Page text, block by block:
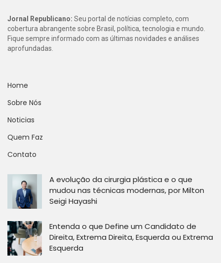
Jornal Republicano: Seu portal de notícias completo, com
cobertura abrangente sobre Brasil, política, tecnologia e mundo.
Fique sempre informado com as últimas novidades e análises
aprofundadas.
Home
Sobre Nós
Noticias
Quem Faz
Contato
A evolução da cirurgia plástica e o que
mudou nas técnicas modernas, por Milton
Seigi Hayashi
Entenda o que Define um Candidato de
Direita, Extrema Direita, Esquerda ou Extrema
Esquerda